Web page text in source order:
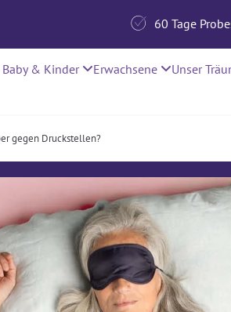
 60 Tage
Baby & Kinder Erwachsene Unser
gegen Druckstellen?